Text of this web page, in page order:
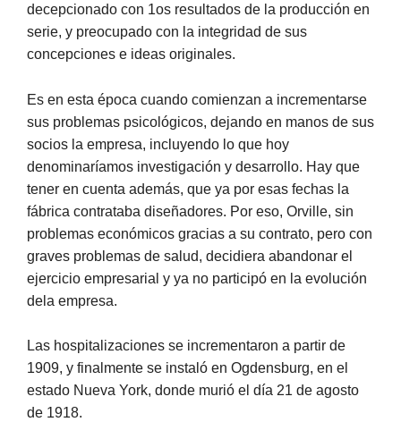
decepcionado con 1os resultados de la producción en
serie, y preocupado con la integridad de sus
concepciones e ideas originales.
Es en esta época cuando comienzan a incrementarse
sus problemas psicológicos, dejando en manos de sus
socios la empresa, incluyendo lo que hoy
denominaríamos investigación y desarrollo. Hay que
tener en cuenta además, que ya por esas fechas la
fábrica contrataba diseñadores. Por eso, Orville, sin
problemas económicos gracias a su contrato, pero con
graves problemas de salud, decidiera abandonar el
ejercicio empresarial y ya no participó en la evolución
dela empresa.
Las hospitalizaciones se incrementaron a partir de
1909, y finalmente se instaló en Ogdensburg, en el
estado Nueva York, donde murió el día 21 de agosto
de 1918.